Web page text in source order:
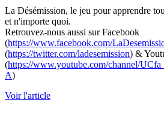
La Désémission, le jeu pour apprendre
et n'importe quoi.
Retrouvez-nous aussi sur Facebook
(https://www.facebook.com/
(https://twitter.com/ladesemission) &
(https://www.youtube.com/channel/
A)
Voir l'article